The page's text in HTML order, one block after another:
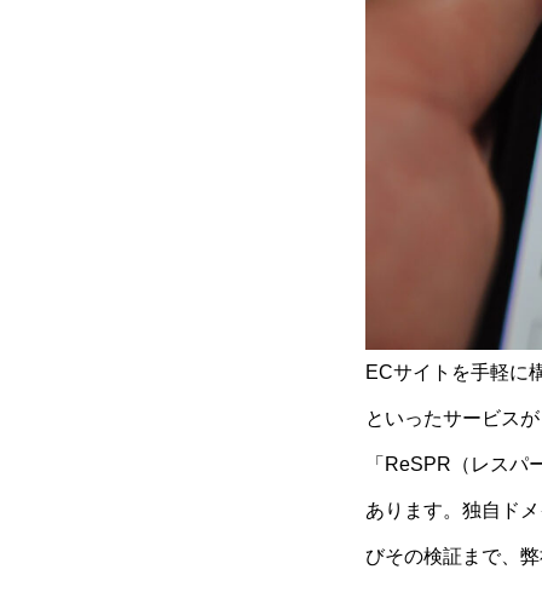
ECサイトを手軽に
といったサービス
「ReSPR（レスパ
あります。独自ド
びその検証まで、